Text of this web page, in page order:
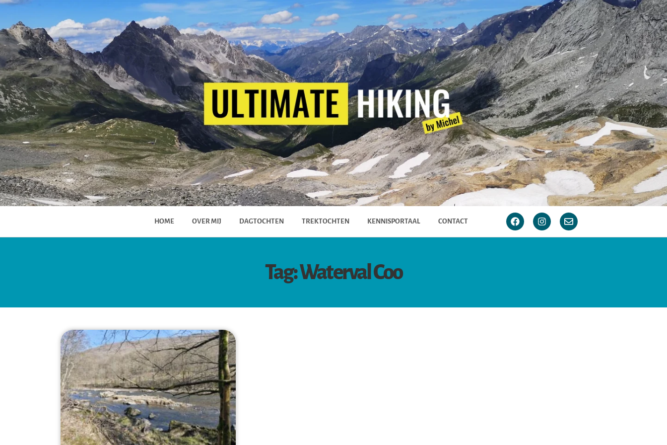
HOME OVER MIJ DAGTOCHTEN TREKTOCHTEN KENNISPORTAAL CONTACT
Tag: Waterval Coo